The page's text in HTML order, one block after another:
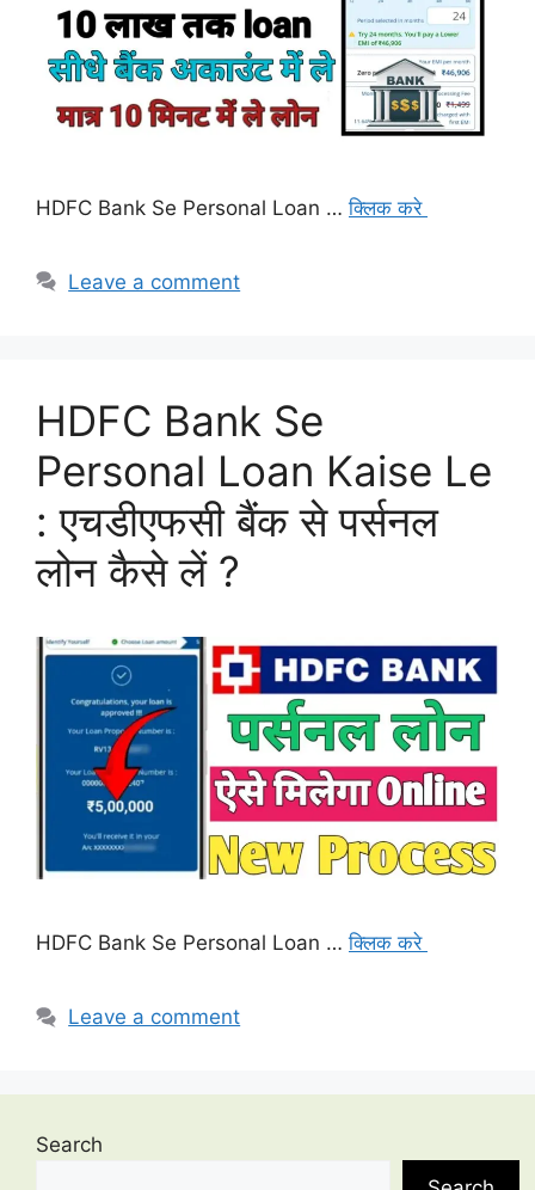
HDFC Bank Se Personal Loan …क्लिक करे
Leave a comment
HDFC Bank Se
Personal Loan Kaise Le
: एचडीएफसी बैंक से पर्सनल
लोन कैसे लें ?
HDFC Bank Se Personal Loan …क्लिक करे
Leave a comment
Search